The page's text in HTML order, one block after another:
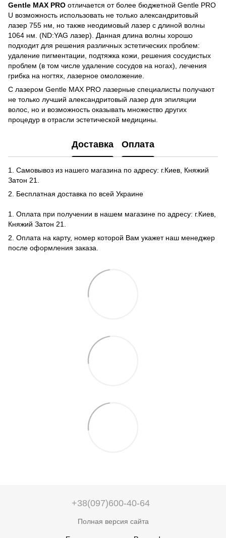
Gentle MAX PRO отличается от более бюджетной Gentle PRO
U возможность использовать не только александритовый
лазер 755 нм, но также неодимовый лазер с длиной волны
1064 нм. (ND:YAG лазер). Данная длина волны хорошо
подходит для решения различных эстетических проблем:
удаление пигментации, подтяжка кожи, решения сосудистых
проблем (в том числе удаление сосудов на ногах), лечения
грибка на ногтях, лазерное омоложение.
С лазером Gentle MAX PRO лазерные специалисты получают
не только лучший александритовый лазер для эпиляции
волос, но и возможность оказывать множество других
процедур в отрасли эстетической медицины.
Доставка Оплата
1. Самовывоз из нашего магазина по адресу: г.Киев, Княжий
Затон 21.
2. Бесплатная доставка по всей Украине
1. Оплата при получении в нашем магазине по адресу: г.Киев,
Княжий Затон 21.
2. Оплата на карту, номер которой Вам укажет наш менеджер
после оформления заказа.
+38(097)600-40-64
Полная версия сайта